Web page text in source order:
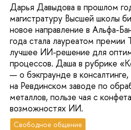
Дарья Давыдова в прошлом
магистратуру Высшей школы
новое направление в Альфа-
года стала лауреатом премии
лучшее ИИ-решение для
процессов. Даша в рубрике
— о бэкграунде в
на Ревдинском заводе по
металлов, пользе чая с
возможностях ИИ.
Свободное общение